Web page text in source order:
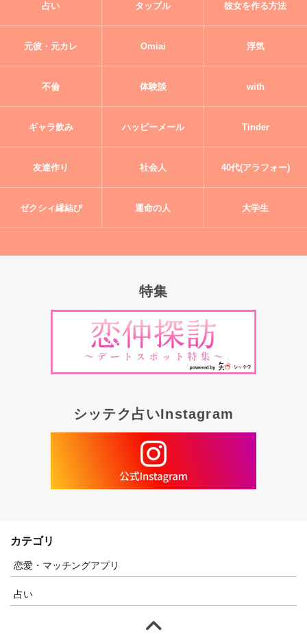
占い タップル 彼女を作る方法
元彼・元カレ Omiai 浮気
不倫 体験談 with
ギャラ飲み ハッピーメール Tinder
友達作り 社会人 40代(アラフォー)
ゼクシィ縁結び 運命の人 大学生
特集
シッテク占いInstagram
カテゴリ
恋愛・マッチングアプリ
占い